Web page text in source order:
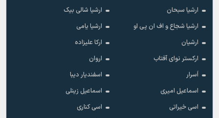
ارشیا سبحان
ارشیا شالی بیک
ارشیا شجاع و اف ان پی او
ارشیا یامی
ارشیان
ارکا علیزاده
ارکستر نوای آفتاب
اروان
اَسرار
اسفندیار دیبا
اسماعیل امیری
اسماعیل زینلی
اسی خیراتی
اسی کناری